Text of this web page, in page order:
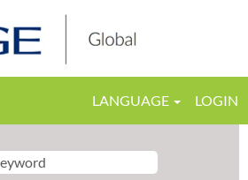
LANGUAGE LOGIN